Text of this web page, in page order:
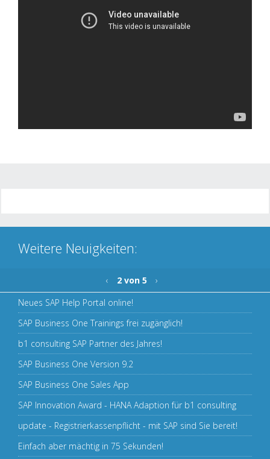
Weitere Neuigkeiten:
‹ 2 von 5
›
Neues SAP Help Portal online!
SAP Business One Trainings frei zugänglich!
b1 consulting SAP Partner des Jahres!
SAP Business One Version 9.2
SAP Business One Sales App
SAP Innovation Award - HANA Adaption für b1 consulting
update - Registrierkassenpflicht - mit SAP sind Sie bereit!
Einfach aber mächtig in 75 Sekunden!